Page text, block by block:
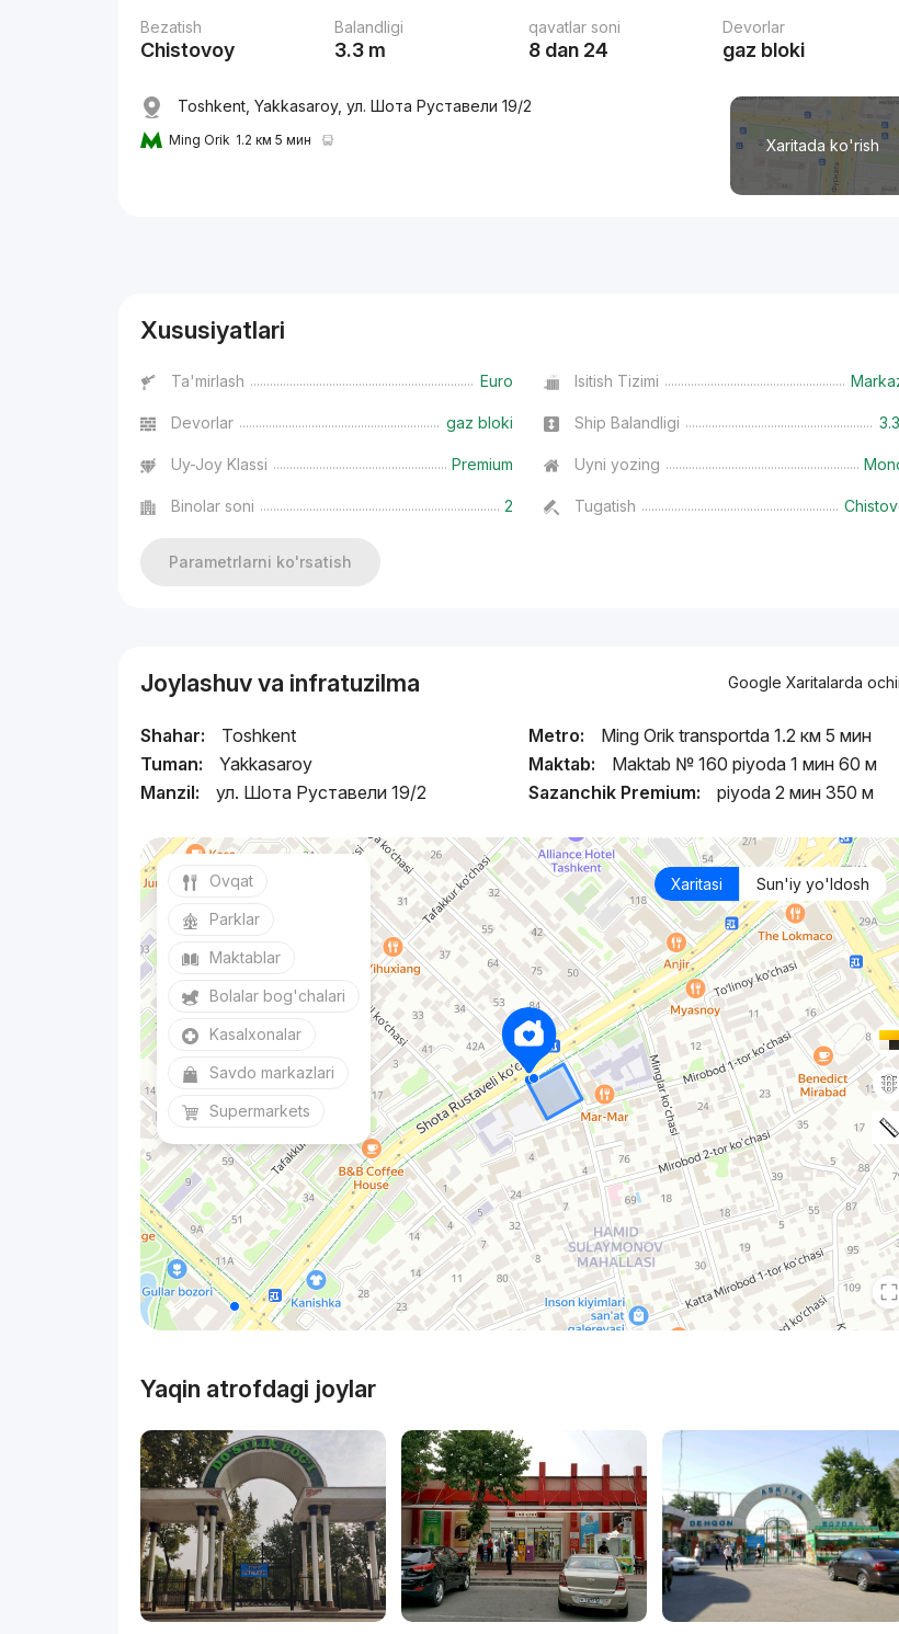
Bezatish
Chistovoy
Balandligi
3.3 m
qavatlar soni
8 dan 24
Devorlar
gaz bloki
Xaritada ko'rish
Toshkent, Yakkasaroy, ул. Шота Руставели 19/2
Ming Orik 1.2 км 5 мин
Xususiyatlari
Ta'mirlash Euro Isitish Tizimi
Devorlar gaz bloki Ship Balandligi
Uy-Joy Klassi Premium Uyni yozing
Binolar soni 2 Tugatish
Parametrlarni ko'rsatish
Joylashuv va infratuzilma Google Xaritalarda
Shahar:
Toshkent
Tuman:
Yakkasaroy
Manzil:
ул. Шота Руставели 19/2
Metro:
Ming Orik transportda 1.2 км 5 мин
Maktab:
Maktab № 160 piyoda 1 мин 60 м
Sazanchik Premium:
piyoda 2 мин 350 м
Xaritasi Sun'iy yo'ldosh
Ovqat
Parklar
Maktablar
Bolalar bog'chalari
Kasalxonalar
Savdo markazlari
Supermarkets
Yaqin atrofdagi joylar